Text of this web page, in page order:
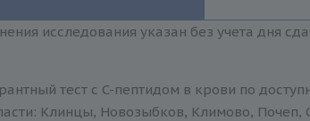
исследования указан без учета дня
тест с C-пептидом в крови по
Клинцы, Новозыбков, Климово, Почеп,